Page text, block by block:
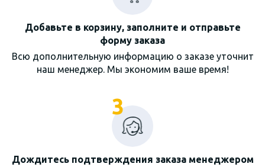
Добавьте в корзину, заполните и отправьте
форму заказа
Всю дополнительную информацию о заказе уточнит
наш менеджер. Мы экономим ваше время!
3
Дождитесь подтверждения заказа менеджером